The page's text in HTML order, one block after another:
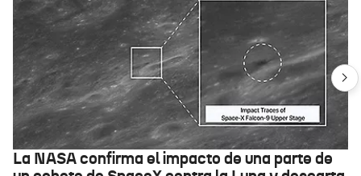
La NASA confirma el impacto de una parte de